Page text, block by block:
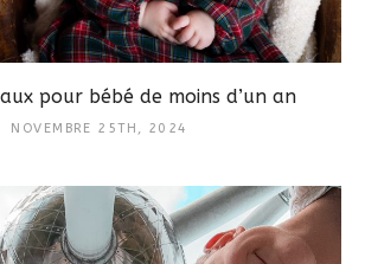
pour bébé de moins d’un an
NOVEMBRE 25TH, 2024